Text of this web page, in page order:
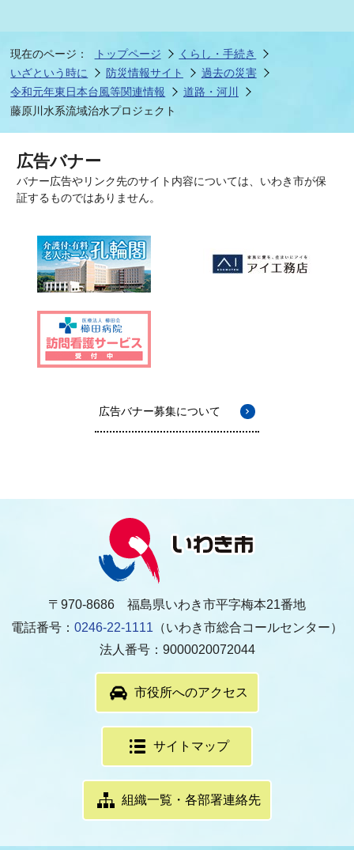
現在のページ： トップページ
くらし・手続き
いざという時に
防災情報サイト
過去の災害
令和元年東日本台風等関連情報
道路・河川
藤原川水系流域治水プロジェクト
広告バナー
バナー広告やリンク先のサイト内容については、いわき市が保
証するものではありません。
広告バナー募集について
〒970-8686 福島県いわき市平字梅本21番地
電話番号： 0246-22-1111 （いわき市総合コールセンター）
法人番号：9000020072044
市役所へのアクセス
サイトマップ
組織一覧・各部署連絡先